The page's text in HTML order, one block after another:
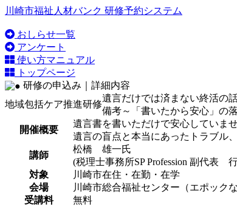
川崎市福祉人材バンク 研修予約システム
おしらせ一覧
アンケート
使い方マニュアル
トップページ
研修の申込み｜詳細内容
地域包括ケア推進研修
遺言だけでは済まない終活の
備考～「書いたから安心」の
開催概要
遺言書を書いただけで安心していま
遺言の盲点と本当にあったトラブル
講師
松橋 雄一氏
(税理士事務所SP Profession 副代表 行
対象
川崎市在住・在勤・在学
会場
川崎市総合福祉センター（エポックな
受講料
無料